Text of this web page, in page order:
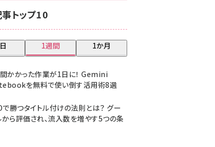
トップ10
1週間 1か月
かかった作業が1日に！ Gemini
を無料で使い倒す活用術8選
で勝つタイトル付けの法則とは？ グー
から評価され、流入数を増やす5つの条